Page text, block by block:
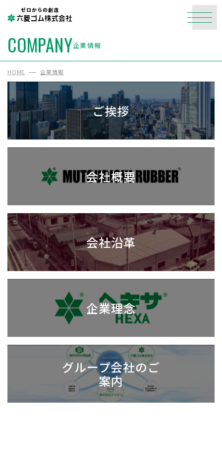
ゼロからの創造
COMPANY企業情報
HOME 企業情報
ご挨拶
会社概要
会社沿革
企業理念
グループ会社のご
案内